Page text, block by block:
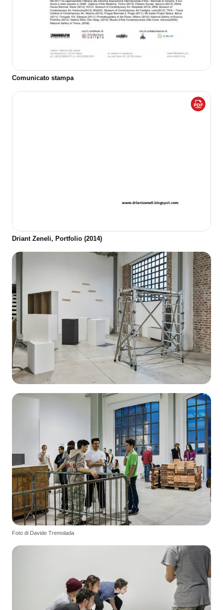
Comunicato stampa
Driant Zeneli, Portfolio (2014)
Foto di Davide Tremolada